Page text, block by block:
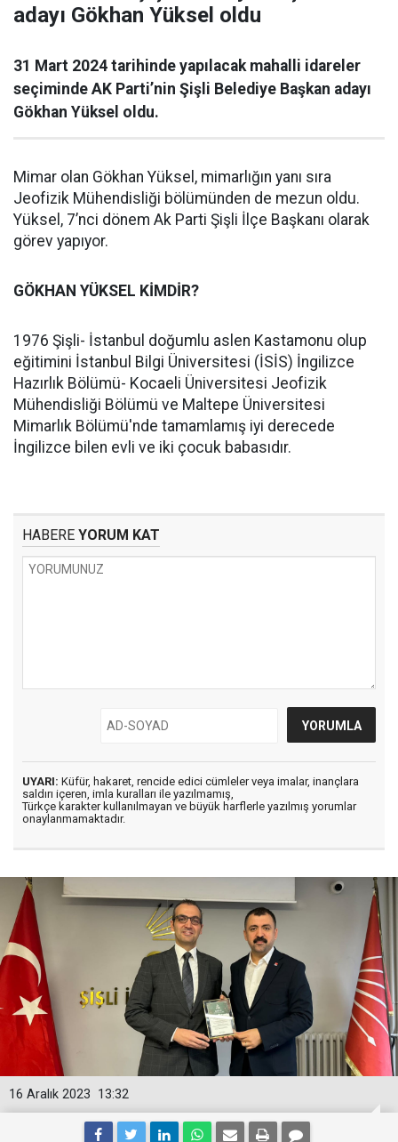
adayı Gökhan Yüksel oldu
31 Mart 2024 tarihinde yapılacak mahalli idareler
seçiminde AK Parti’nin Şişli Belediye Başkan adayı
Gökhan Yüksel oldu.
Mimar olan Gökhan Yüksel, mimarlığın yanı sıra
Jeofizik Mühendisliği bölümünden de mezun oldu.
Yüksel, 7’nci dönem Ak Parti Şişli İlçe Başkanı olarak
görev yapıyor.
GÖKHAN YÜKSEL KİMDİR?
1976 Şişli- İstanbul doğumlu aslen Kastamonu olup
eğitimini İstanbul Bilgi Üniversitesi (İSİS) İngilizce
Hazırlık Bölümü- Kocaeli Üniversitesi Jeofizik
Mühendisliği Bölümü ve Maltepe Üniversitesi
Mimarlık Bölümü'nde tamamlamış iyi derecede
İngilizce bilen evli ve iki çocuk babasıdır.
HABERE YORUM KAT
UYARI: Küfür, hakaret, rencide edici cümleler veya imalar, inançlara
saldırı içeren, imla kuralları ile yazılmamış,
Türkçe karakter kullanılmayan ve büyük harflerle yazılmış yorumlar
onaylanmamaktadır.
13:32
16 Aralık 2023